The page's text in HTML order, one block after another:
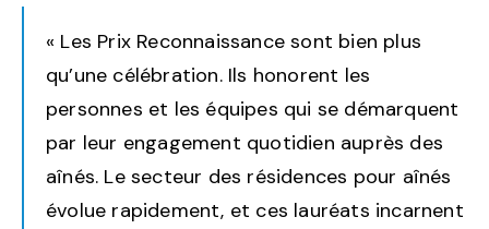
« Les Prix Reconnaissance sont bien plus
qu’une célébration. Ils honorent les
personnes et les équipes qui se démarquent
par leur engagement quotidien auprès des
aînés. Le secteur des résidences pour aînés
évolue rapidement, et ces lauréats incarnent